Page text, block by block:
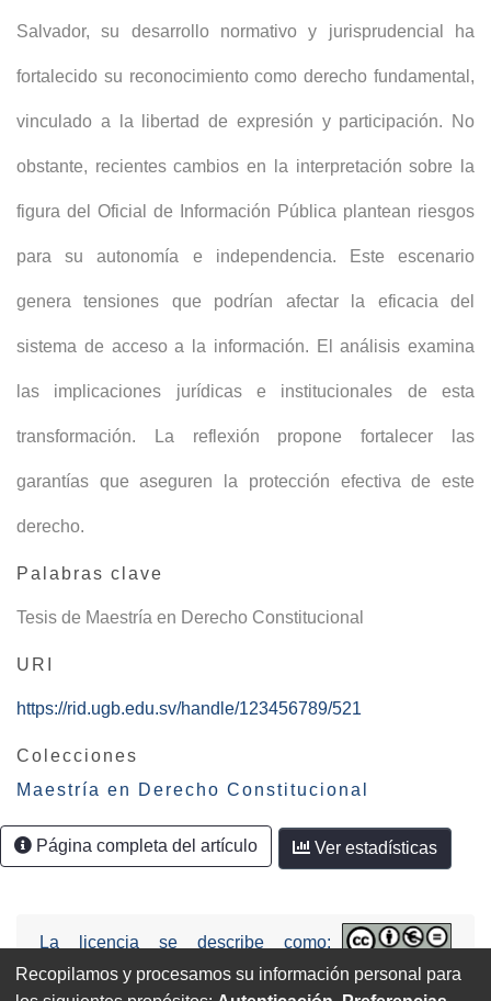
Salvador, su desarrollo normativo y jurisprudencial ha
fortalecido su reconocimiento como derecho fundamental,
vinculado a la libertad de expresión y participación. No
obstante, recientes cambios en la interpretación sobre la
figura del Oficial de Información Pública plantean riesgos
para su autonomía e independencia. Este escenario
genera tensiones que podrían afectar la eficacia del
sistema de acceso a la información. El análisis examina
las implicaciones jurídicas e institucionales de esta
transformación. La reflexión propone fortalecer las
garantías que aseguren la protección efectiva de este
derecho.
Palabras clave
Tesis de Maestría en Derecho Constitucional
URI
https://rid.ugb.edu.sv/handle/123456789/521
Colecciones
Maestría en Derecho Constitucional
Página completa del artículo Ver estadísticas
La licencia se describe como:
Attribution-NonCommercial-NoDerivs
3.0 United States (CC BY-NC-ND 3.0 US).
Recopilamos y procesamos su información personal para